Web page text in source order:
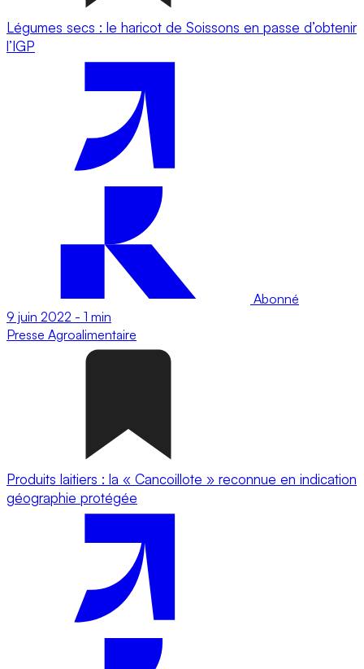
Légumes secs : le haricot de Soissons en passe d’obtenir
l’IGP
Abonné
9 juin 2022 - 1 min
Presse Agroalimentaire
Produits laitiers : la « Cancoillote » reconnue en indication
géographie protégée